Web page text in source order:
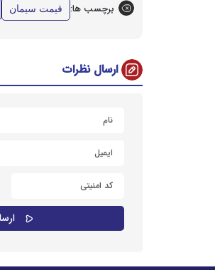
برچسب ها: قیمت سیمان
ارسال نظرات